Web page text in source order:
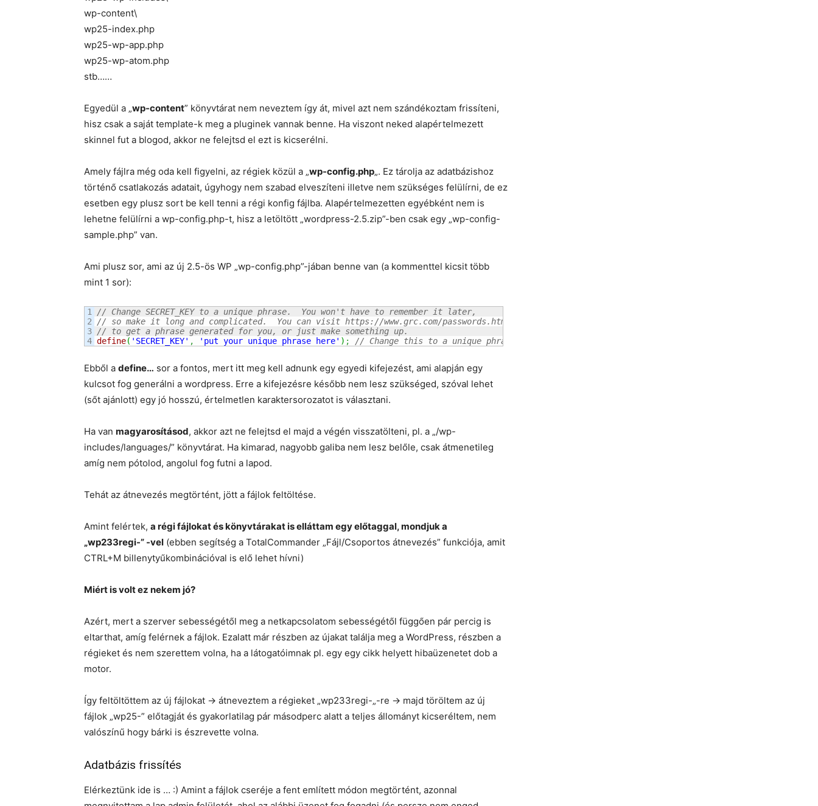
wp-content\
wp25-index.php
wp25-wp-app.php
wp25-wp-atom.php
stb……
Egyedül a „wp-content” könyvtárat nem neveztem így át, mivel azt nem szándékoztam frissíteni,
hisz csak a saját template-k meg a pluginek vannak benne. Ha viszont neked alapértelmezett
skinnel fut a blogod, akkor ne felejtsd el ezt is kicserélni.
Amely fájlra még oda kell figyelni, az régiek közül a „wp-config.php„. Ez tárolja az adatbázishoz
történő csatlakozás adatait, úgyhogy nem szabad elveszíteni illetve nem szükséges felülírni, de ez
esetben egy plusz sort be kell tenni a régi konfig fájlba. Alapértelmezetten egyébként nem is
lehetne felülírni a wp-config.php-t, hisz a letöltött „wordpress-2.5.zip”-ben csak egy „wp-config-
sample.php” van.
Ami plusz sor, ami az új 2.5-ös WP „wp-config.php”-jában benne van (a kommenttel kicsit több
mint 1 sor):
1
2
3
// Change SECRET_KEY to a unique phrase.  You won't have to remember it later,
// so make it long and complicated.  You can visit https://www.grc.com/passwords.htm
// to get a phrase generated for you, or just make something up.
define( 'SECRET_KEY' , 'put your unique phrase here' ) ; // Change this to a unique phrase.
Ebből a define… sor a fontos, mert itt meg kell adnunk egy egyedi kifejezést, ami alapján egy
kulcsot fog generálni a wordpress. Erre a kifejezésre később nem lesz szükséged, szóval lehet
(sőt ajánlott) egy jó hosszú, értelmetlen karaktersorozatot is választani.
Ha van magyarosításod, akkor azt ne felejtsd el majd a végén visszatölteni, pl. a „/wp-
includes/languages/” könyvtárat. Ha kimarad, nagyobb galiba nem lesz belőle, csak átmenetileg
amíg nem pótolod, angolul fog futni a lapod.
Tehát az átnevezés megtörtént, jött a fájlok feltöltése.
Amint felértek, a régi fájlokat és könyvtárakat is elláttam egy előtaggal, mondjuk a
„wp233regi-” -vel (ebben segítség a TotalCommander „Fájl/Csoportos átnevezés” funkciója, amit
CTRL+M billenytyűkombinációval is elő lehet hívni)
Miért is volt ez nekem jó?
Azért, mert a szerver sebességétől meg a netkapcsolatom sebességétől függően pár percig is
eltarthat, amíg felérnek a fájlok. Ezalatt már részben az újakat találja meg a WordPress, részben a
régieket és nem szerettem volna, ha a látogatóimnak pl. egy egy cikk helyett hibaüzenetet dob a
motor.
Így feltöltöttem az új fájlokat -> átneveztem a régieket „wp233regi-„-re -> majd töröltem az új
fájlok „wp25-” előtagját és gyakorlatilag pár másodperc alatt a teljes állományt kicseréltem, nem
valószínű hogy bárki is észrevette volna.
Adatbázis frissítés
Elérkeztünk ide is … :) Amint a fájlok cseréje a fent említett módon megtörtént, azonnal